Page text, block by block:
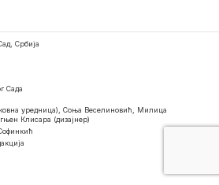
Србија
Сада
уредница), Соња Веселиновић, Милица
Клисара (дизајнер)